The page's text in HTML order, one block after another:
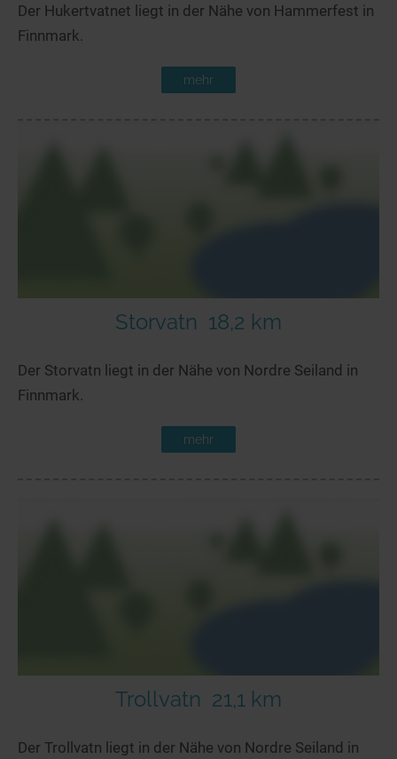
Der Hukertvatnet liegt in der Nähe von Hammerfest in
Finnmark.
mehr
Storvatn 18,2 km
Der Storvatn liegt in der Nähe von Nordre Seiland in
Finnmark.
mehr
Trollvatn 21,1 km
Der Trollvatn liegt in der Nähe von Nordre Seiland in